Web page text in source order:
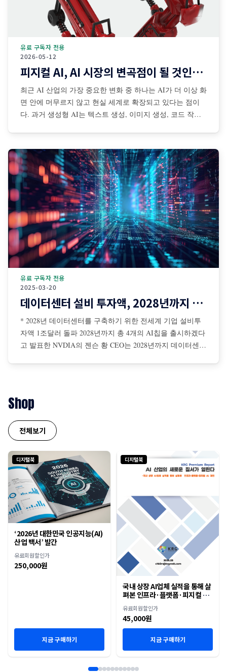
2026-05-12
유료 구독자 전용
피지컬 AI, AI 시장의 변곡점이 될 것인가?
최근 AI 산업의 가장 중요한 변화 중 하나는 AI가 더 이상 화
면 안에 머무르지 않고 현실 세계로 확장되고 있다는 점이
다. 과거 생성형 AI는 텍스트 생성, 이미지 생성, 코드 작성,
동로봇 등과 결합되면서 AI가 물리적
2025-03-20
유료 구독자 전용
데이터센터 설비 투자액, 2028년까지 1조달러 돌파
* 2028년 데이터센터를 구축하기 위한 전세계 기업 설비투
자액 1조달러 돌파 2028년까지 총 4개의 AI칩을 출시하겠다
고 발표한 NVDIA의 젠슨 황 CEO는 2028년까지 데이터센터
Shop
전체보기
디지털북
‘2026년 대한민국 인공지능(AI)
산업 백서’ 발간
유료회원할인가
250,000원
지금 구매하기
디지털북
국내 상장 AI업체 실적을 통해 살
펴본 인프라·플랫폼·피지컬 AI
유료회원할인가
45,000원
지금 구매하기